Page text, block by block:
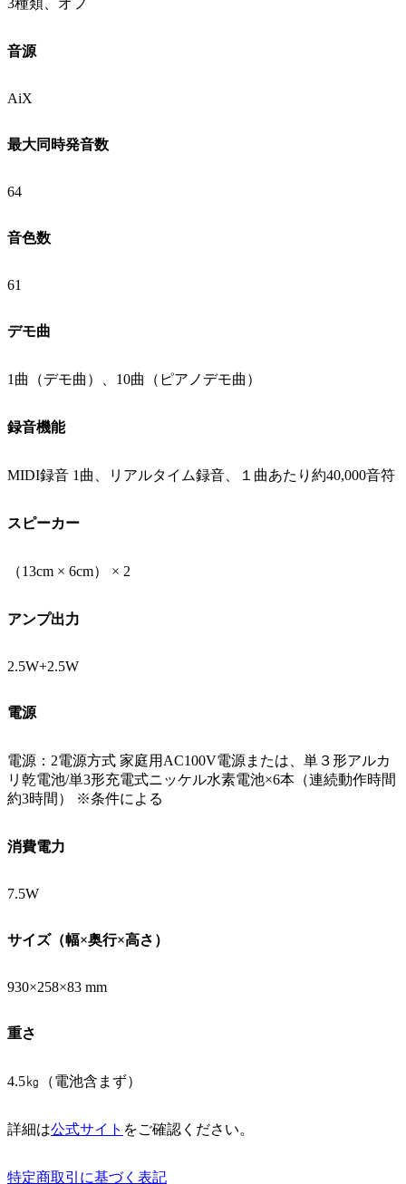
音源
AiX
最大同時発音数
64
音色数
61
デモ曲
1曲（デモ曲）、10曲（ピアノデモ曲）
録音機能
MIDI録音 1曲、リアルタイム録音、１曲あたり約40,000音符
スピーカー
（13cm × 6cm） × 2
アンプ出力
2.5W+2.5W
電源
電源：2電源方式 家庭用AC100V電源または、単３形アルカ
リ乾電池/単3形充電式ニッケル水素電池×6本（連続動作時間
約3時間） ※条件による
消費電力
7.5W
サイズ（幅×奥行×高さ）
930×258×83 mm
重さ
4.5㎏（電池含まず）
詳細は公式サイト をご確認ください。
特定商取引に基づく表記